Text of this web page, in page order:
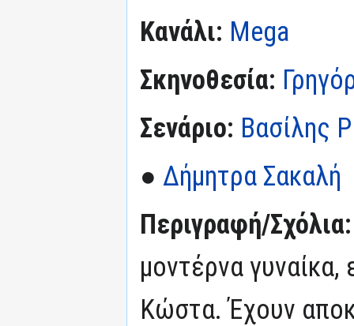
Κανάλι: Mega
Σκηνοθεσία:
Σενάριο: Βασίλης
● Δήμητρα Σακαλή
Περιγραφή/
μοντέρνα γυναίκα,
Κώστα. Έχουν